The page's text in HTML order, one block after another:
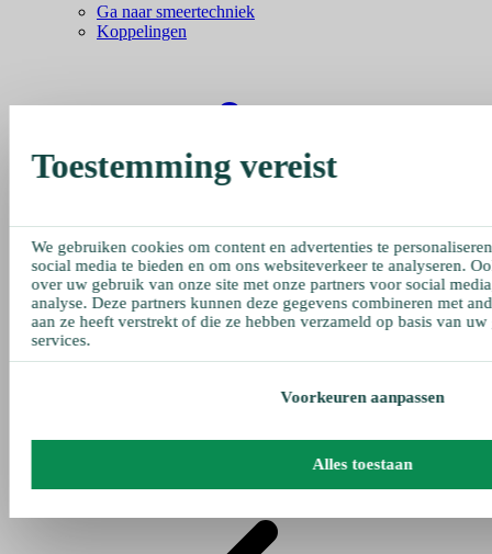
Ga naar smeertechniek
Koppelingen
Toestemming vereist
We gebruiken cookies om content en advertenties te
social media te bieden en om ons websiteverkeer te analyseren.
over uw gebruik van onze site met onze partners voor social
analyse. Deze partners kunnen deze gegevens combineren met
aan ze heeft verstrekt of die ze hebben verzameld op basis van
services.
Voorkeuren aanpassen
Alles toestaan